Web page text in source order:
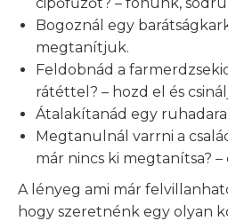
Bogoznál egy
megtanítjuk.
Feldobnád a
rátéttel? – hozd el és
Átalakítanád egy
Megtanulnál varrni a
már nincs ki megtanítsa?
A lényeg ami már
hogy szeretnénk egy olyan